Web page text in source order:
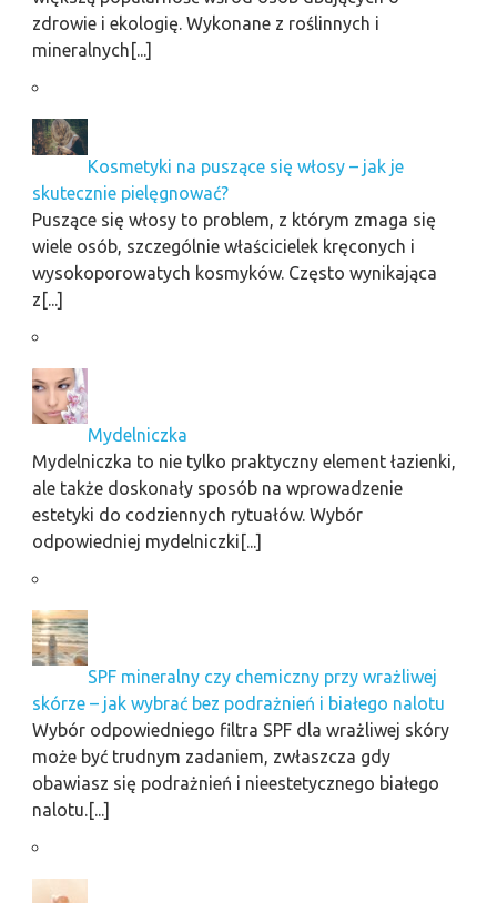
zdrowie i ekologię. Wykonane z roślinnych i
mineralnych[...]
Kosmetyki na puszące się włosy – jak je
skutecznie pielęgnować?
Puszące się włosy to problem, z którym zmaga się
wiele osób, szczególnie właścicielek kręconych i
wysokoporowatych kosmyków. Często wynikająca
z[...]
Mydelniczka
Mydelniczka to nie tylko praktyczny element łazienki,
ale także doskonały sposób na wprowadzenie
estetyki do codziennych rytuałów. Wybór
odpowiedniej mydelniczki[...]
SPF mineralny czy chemiczny przy wrażliwej
skórze – jak wybrać bez podrażnień i białego nalotu
Wybór odpowiedniego filtra SPF dla wrażliwej skóry
może być trudnym zadaniem, zwłaszcza gdy
obawiasz się podrażnień i nieestetycznego białego
nalotu.[...]